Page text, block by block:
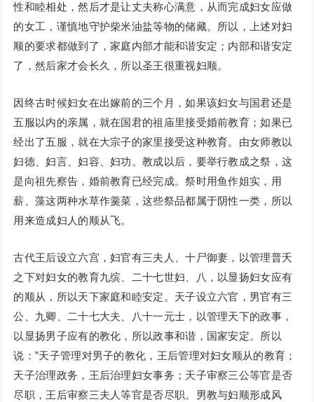
性和睦相处，然后才是让丈夫称心满意，从而完成妇女应做
的女工，谨慎地守护柴米油盐等物的储藏。所以，上述对妇
顺的要求都做到了，家庭内部才能和谐安定；内部和谐安定
了，然后家才会长久，所以圣王很重视妇顺。
因终古时候妇女在出嫁前的三个月，如果该妇女与国君还是
五服以内的亲属，就在国君的祖庙里接受婚前教育；如果已
经出了五服，就在大宗子的家里接受这种教育。由女师教以
妇德、妇言、妇容、妇功。教成以后，要举行教成之祭，这
是向祖先察告，婚前教育已经完成。祭时用鱼作姐实，用
薪、藻这两种水草作羹菜，这些祭品都属于阴性一类，所以
用来造成妇人的顺从飞。
古代王后设立六宫，妇官有三夫人、十尸御妻，以管理普夭
之下对妇女的教育九缤、二十七世妇、八，以显扬妇女应有
的顺从，所以天下家庭和睦安定。天子设立六官，男官有三
公、九卿、二十七大夫、八十一元士，以管理天下的政事，
以显扬男子应有的教化，所以政事和谐，国家安定。所以
说：”天子管理对男子的教化，王后管理对妇女顺从的教育；
天子治理政务，王后治理妇女事务；天子审察三公等官是否
尽职，王后审察三夫人等官是否尽职。男教与妇顺形成风